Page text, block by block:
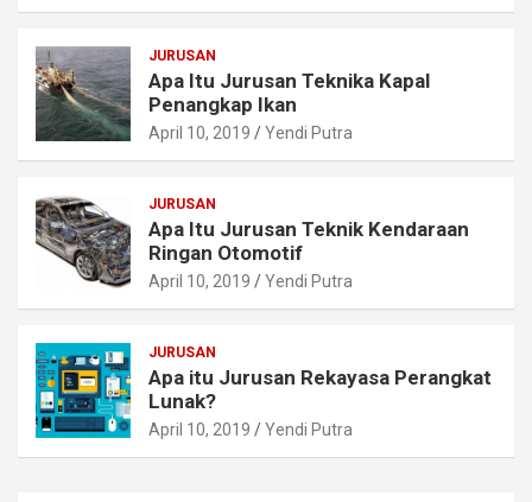
JURUSAN
Apa Itu Jurusan Teknika Kapal
Penangkap Ikan
April 10, 2019 Yendi Putra
JURUSAN
Apa Itu Jurusan Teknik Kendaraan
Ringan Otomotif
April 10, 2019 Yendi Putra
JURUSAN
Apa itu Jurusan Rekayasa Perangkat
Lunak?
April 10, 2019 Yendi Putra